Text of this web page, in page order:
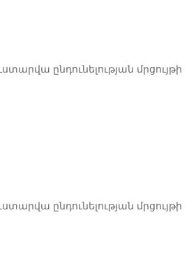
ընդունելության մրցույթի
ընդունելության մրցույթի